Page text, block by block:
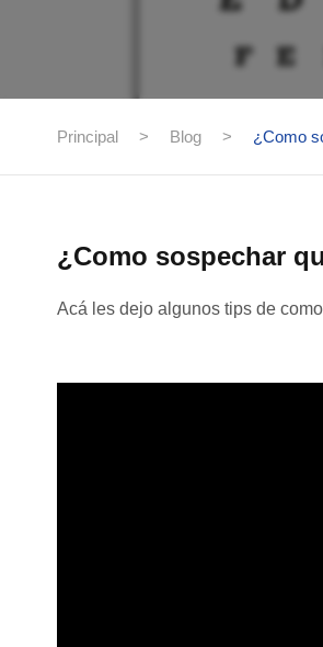
Principal > Blog > ¿Como
¿Como sospechar
Acá les dejo algunos tips de